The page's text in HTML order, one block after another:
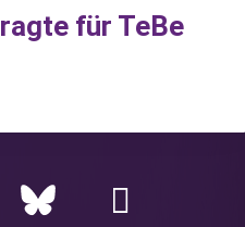
für TeBe